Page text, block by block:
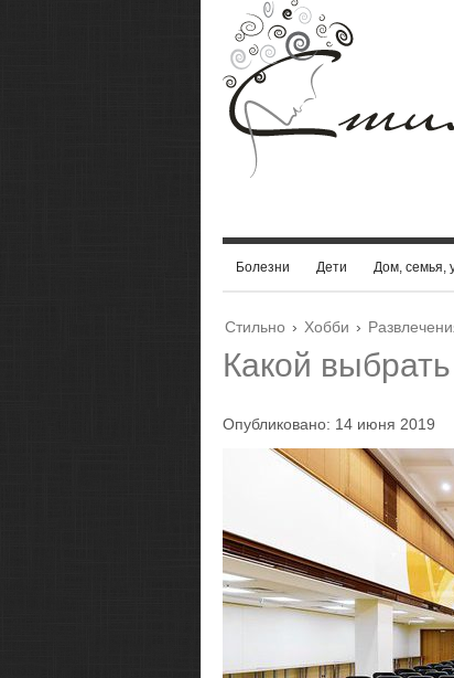
Болезни Дети Дом, семья,
Стильно › Хобби ›
Какой
Опубликовано: 14 июня 2019